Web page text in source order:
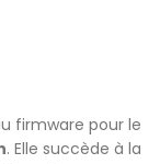
firmware pour le
. Elle succède à la